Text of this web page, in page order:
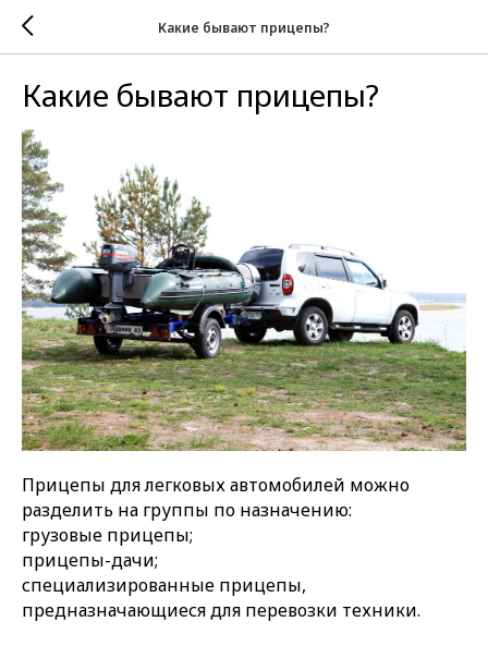
Какие бывают прицепы?
Какие бывают прицепы?
Прицепы для легковых автомобилей можно
разделить на группы по назначению:
грузовые прицепы;
прицепы-дачи;
специализированные прицепы,
предназначающиеся для перевозки техники.